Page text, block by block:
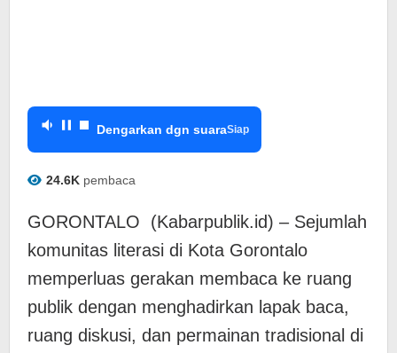
Dengarkan dgn suaraSiap
24.6K pembaca
GORONTALO (Kabarpublik.id) – Sejumlah
komunitas literasi di Kota Gorontalo
memperluas gerakan membaca ke ruang
publik dengan menghadirkan lapak baca,
ruang diskusi, dan permainan tradisional di